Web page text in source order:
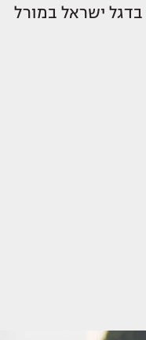
ישראל במורל